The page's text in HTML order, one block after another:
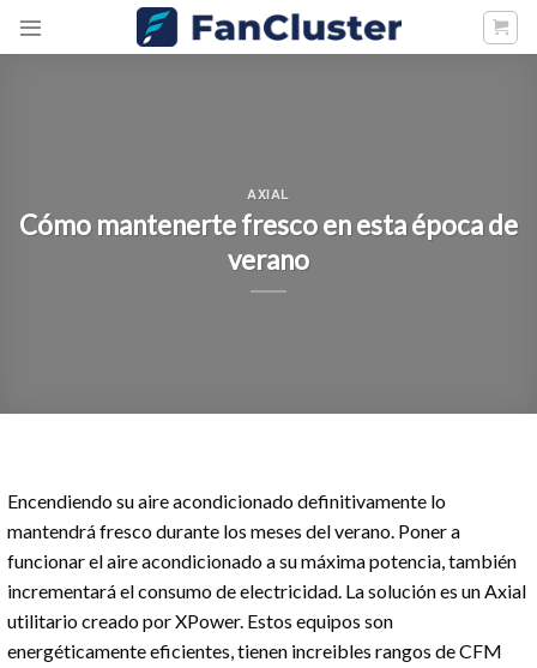
AXIAL
Cómo mantenerte fresco en esta época de
verano
Encendiendo su aire acondicionado definitivamente lo
mantendrá fresco durante los meses del verano. Poner a
funcionar el aire acondicionado a su máxima potencia, también
incrementará el consumo de electricidad. La solución es un Axial
utilitario creado por XPower. Estos equipos son
energéticamente eficientes, tienen increibles rangos de CFM